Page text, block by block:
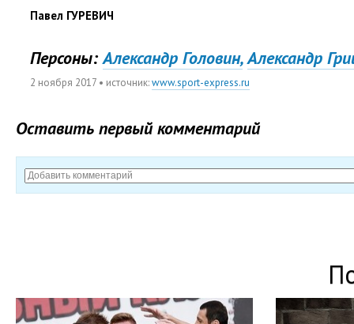
Павел ГУРЕВИЧ
Персоны: Александр Головин, Александр
2 ноября 2017 • источник:www.sport-express.ru
Оставить первый комментарий